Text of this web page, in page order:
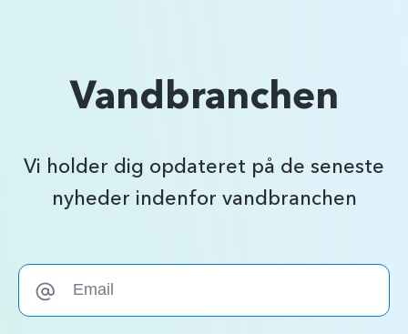
Vandbranchen
Vi holder dig opdateret på de seneste
nyheder indenfor vandbranchen